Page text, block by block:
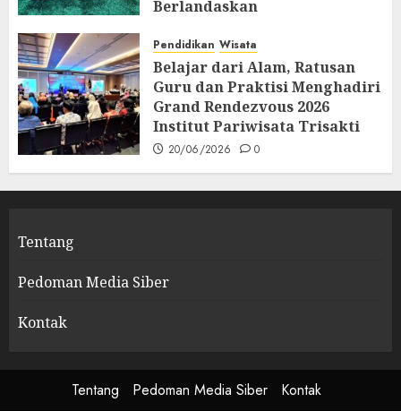
Berlandaskan
Spiritualitas
26/06/2026 0
Pendidikan Wisata
Belajar dari Alam, Ratusan
Guru dan Praktisi Menghadiri
Grand Rendezvous 2026
Institut Pariwisata Trisakti
20/06/2026 0
Tentang
Pedoman Media Siber
Kontak
Tentang Pedoman Media Siber Kontak